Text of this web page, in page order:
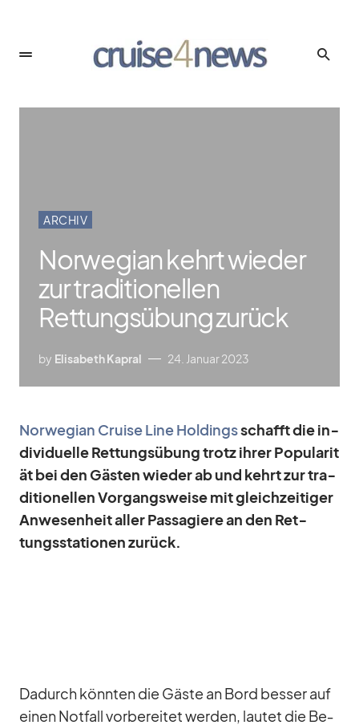
ARCHIV
Norwegian kehrt wieder
zur traditionellen
Rettungsübung zurück
by Elisabeth Kapral 24. Januar 2023
Nor­we­gian Cruise Line Hol­dingsschafft die in­
di­vi­du­elle Ret­tungs­übung trotz ih­rer Po­pu­la­ri­t
ät bei den Gäs­ten wie­der ab und kehrt zur tra­
di­tio­nel­len Vor­gangs­weise mit gleich­zei­ti­ger
An­we­sen­heit al­ler Pas­sa­giere an den Ret­
tungs­sta­tio­nen zu­rück.
Da­durch könn­ten die Gäste an Bord bes­ser auf
ei­nen Not­fall vor­be­rei­tet wer­den, lau­tet die Be­